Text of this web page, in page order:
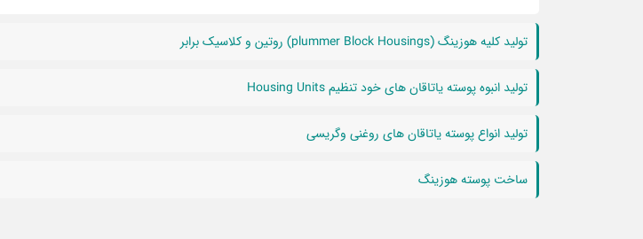
تولید کلیه هوزینگ (plummer Block Housings) روتین و کلاسیک برابر
تولید انبوه پوسته یاتاقان های خود تنظیم Housing Units
تولید انواع پوسته یاتاقان های روغنی وگریسی
ساخت پوسته هوزینگ